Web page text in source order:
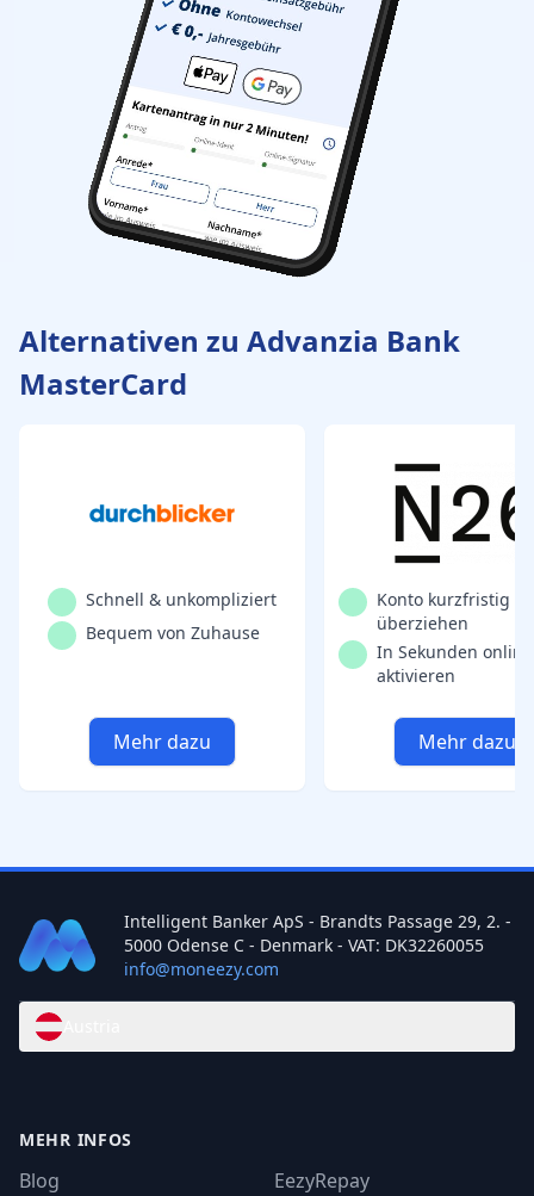
Alternativen zu Advanzia Bank
MasterCard
Schnell & unkompliziert
Bequem von Zuhause
Mehr dazu
Konto kurzfristig
überziehen
In Sekunden online
aktivieren
Mehr dazu
Intelligent Banker ApS - Brandts Passage 29, 2. -
5000 Odense C - Denmark - VAT: DK32260055
info@moneezy.com
MEHR INFOS
Blog
EezyRepay